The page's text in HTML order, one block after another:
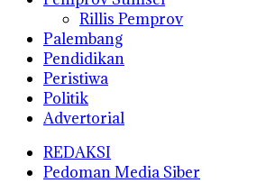
Rillis Pemprov
Palembang
Pendidikan
Peristiwa
Politik
Advertorial
REDAKSI
Pedoman Media Siber